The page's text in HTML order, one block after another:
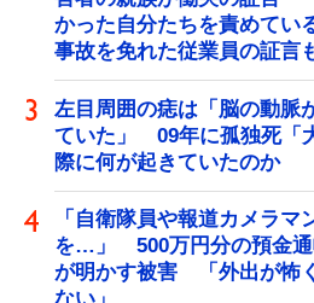
かった自分たちを責めて
事故を免れた従業員の証言
左目周囲の痣は「脳の動脈
ていた」 09年に孤独死「
際に何が起きていたのか
「自衛隊員や報道カメラマ
を…」 500万円分の預金通
が明かす被害 「外出が怖